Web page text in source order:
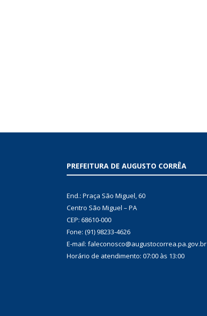
PREFEITURA DE AUGUSTO CORRÊA
End.: Praça São Miguel, 60
Centro São Miguel – PA
CEP: 68610-000
Fone: (91) 98233-4626
E-mail: faleconosco@augustocorrea.pa.gov.br
Horário de atendimento: 07:00 às 13:00